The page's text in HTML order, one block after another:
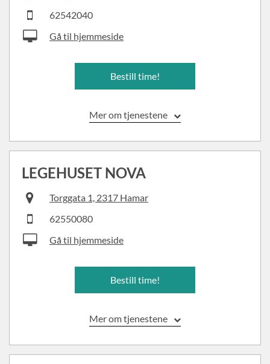
62542040
Gå til hjemmeside
Bestill time!
Mer om tjenestene
LEGEHUSET NOVA
Torggata 1, 2317 Hamar
62550080
Gå til hjemmeside
Bestill time!
Mer om tjenestene